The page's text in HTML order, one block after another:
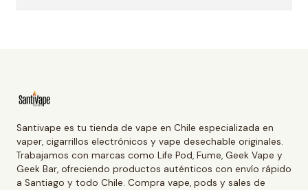
Santivape es tu tienda de vape en Chile especializada en
vaper, cigarrillos electrónicos y vape desechable originales.
Trabajamos con marcas como Life Pod, Fume, Geek Vape y
Geek Bar, ofreciendo productos auténticos con envío rápido
a Santiago y todo Chile. Compra vape, pods y sales de